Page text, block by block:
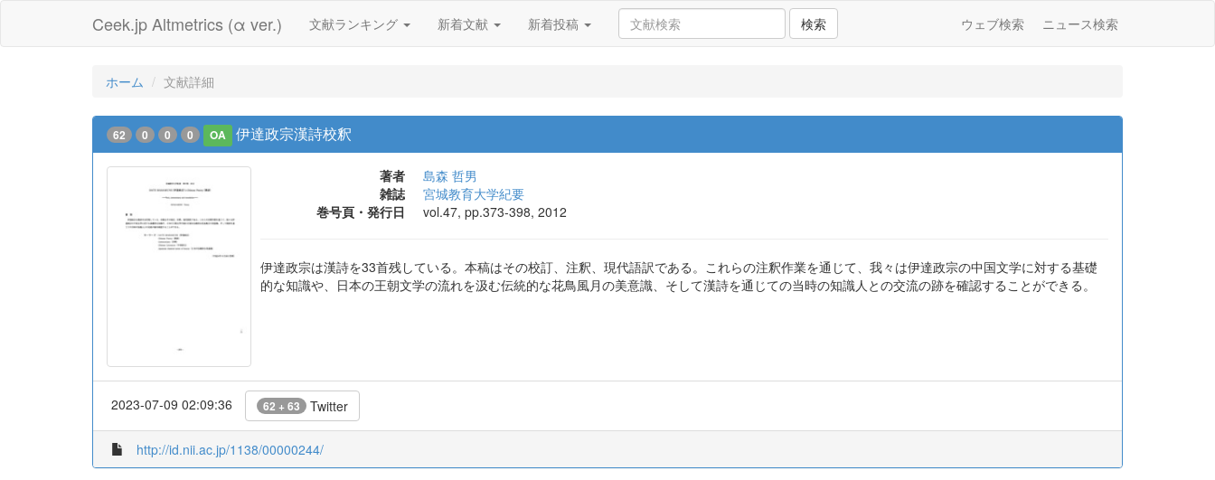
Ceek.jp Altmetrics (α ver.) 文献ランキング 新着文献 新着投稿 検索 ウェブ検索 ニュース検索
ホーム 文献詳細
62 0 0 0 OA 伊達政宗漢詩校釈
著者
島森 哲男
雑誌
宮城教育大学紀要
巻号頁・発行日
vol.47, pp.373-398, 2012
伊達政宗は漢詩を33首残している。本稿はその校訂、注釈、現代語訳である。これらの注釈作業を通じて、我々は伊達政宗の中国文学に対する基礎
的な知識や、日本の王朝文学の流れを汲む伝統的な花鳥風月の美意識、そして漢詩を通じての当時の知識人との交流の跡を確認することができる。
2023-07-09 02:09:36 62 + 63 Twitter
http://id.nii.ac.jp/1138/00000244/